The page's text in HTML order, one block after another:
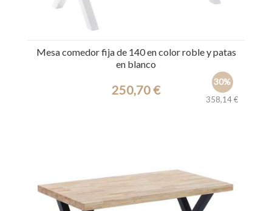
Mesa comedor fija de 140 en color roble y patas
en blanco
30%
358,14 €
250,70 €